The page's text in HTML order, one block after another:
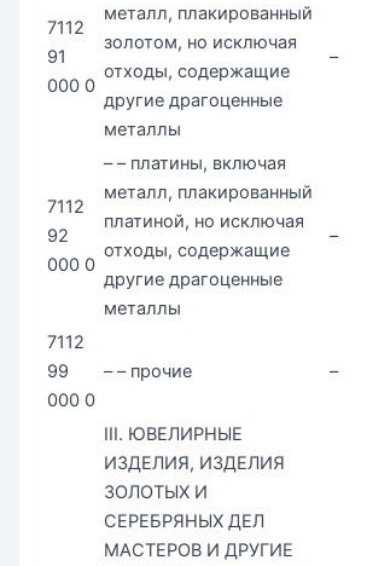
7112
91
000 0
металл, плакированный
золотом, но исключая
отходы, содержащие
другие драгоценные
металлы
–
7112
92
000 0
– – платины, включая
металл, плакированный
платиной, но исключая
отходы, содержащие
другие драгоценные
металлы
–
7112
99
000 0
– – прочие –
III. ЮВЕЛИРНЫЕ
ИЗДЕЛИЯ, ИЗДЕЛИЯ
ЗОЛОТЫХ И
СЕРЕБРЯНЫХ ДЕЛ
МАСТЕРОВ И ДРУГИЕ